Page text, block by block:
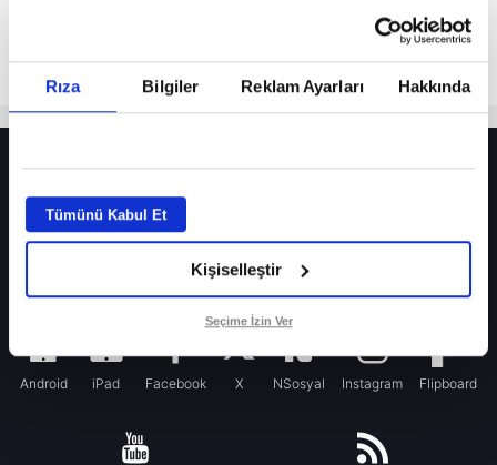
Rıza Bilgiler Reklam Ayarları Hakkında
Tümünü Kabul Et
Kişiselleştir
Seçime İzin Ver
Fenerbahçe’de sürpriz ayrılık ihtimali! Devre arasında gelmişti
Fenerbahçe’nin yeni transferi Mason Greenwood için olay sözler!
Galatasaray’da rota yeniden Thiago Almada!
Android iPad Facebook X NSosyal Instagram Flipboard